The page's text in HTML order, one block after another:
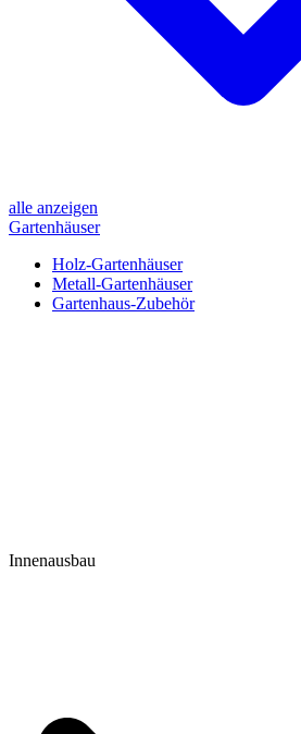
alle anzeigen
Gartenhäuser
Holz-Gartenhäuser
Metall-Gartenhäuser
Gartenhaus-Zubehör
Innenausbau